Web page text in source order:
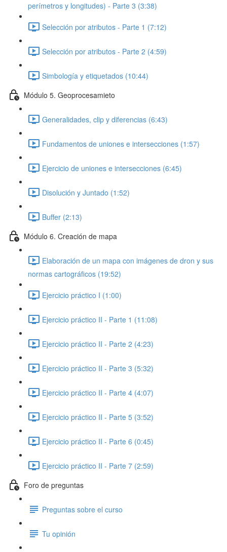
perímetros y longitudes) - Parte 3 (3:38)
Selección por atributos - Parte 1 (7:12)
Selección por atributos - Parte 2 (4:59)
Simbología y etiquetados (10:44)
Módulo 5. Geoprocesamieto
Generalidades, clip y diferencias (6:43)
Fundamentos de uniones e intersecciones (1:57)
Ejercicio de uniones e intersecciones (6:45)
Disolución y Juntado (1:52)
Buffer (2:13)
Módulo 6. Creación de mapa
Elaboración de un mapa con imágenes de dron y sus
normas cartográficos (19:52)
Ejercicio práctico I (1:00)
Ejercicio práctico II - Parte 1 (11:08)
Ejercicio práctico II - Parte 2 (4:23)
Ejercicio práctico II - Parte 3 (5:32)
Ejercicio práctico II - Parte 4 (4:07)
Ejercicio práctico II - Parte 5 (3:52)
Ejercicio práctico II - Parte 6 (0:45)
Ejercicio práctico II - Parte 7 (2:59)
Foro de preguntas
Preguntas sobre el curso
Tu opinión